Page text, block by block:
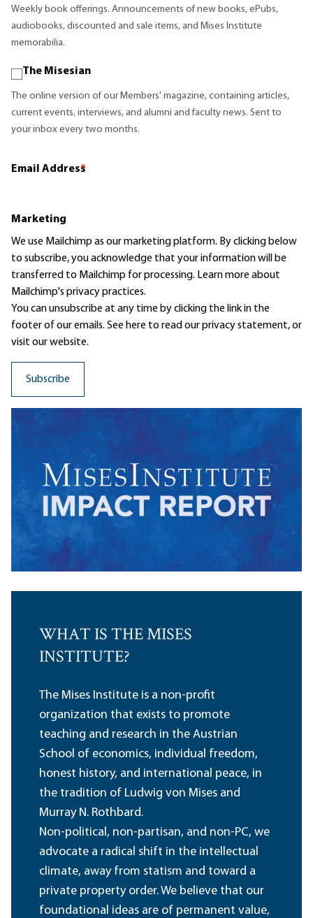
Weekly book offerings. Announcements of new books, ePubs,
audiobooks, discounted and sale items, and Mises Institute
memorabilia.
The Misesian
The online version of our Members' magazine, containing articles,
current events, interviews, and alumni and faculty news. Sent to
your inbox every two months.
Email Address
*
Marketing
We use Mailchimp as our marketing platform. By clicking below
to subscribe, you acknowledge that your information will be
transferred to Mailchimp for processing. Learn moreabout
Mailchimp's privacy practices.
You can unsubscribe at any time by clicking the link in the
footer of our emails. See here to read ourprivacy statement, or
visit our website.
WHAT IS THE MISES
INSTITUTE?
The Mises Institute is a non-profit
organization that exists to promote
teaching and research in the Austrian
School of economics, individual freedom,
honest history, and international peace, in
the tradition of Ludwig von Mises and
Murray N. Rothbard.
Non-political, non-partisan, and non-PC, we
advocate a radical shift in the intellectual
climate, away from statism and toward a
private property order. We believe that our
foundational ideas are of permanent value,